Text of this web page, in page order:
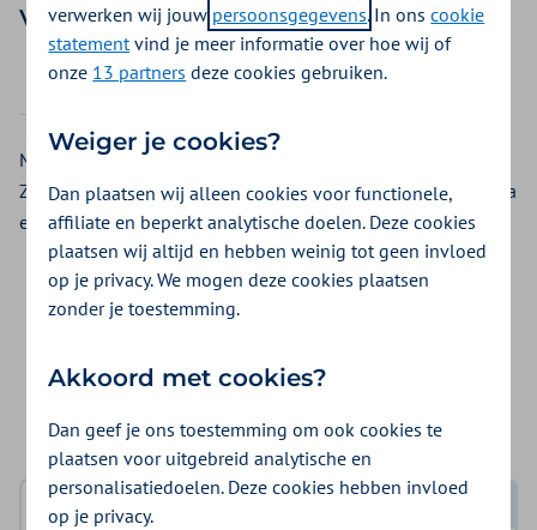
Vergoeding 2026
2026
Moet je na een ongeluk naar de tandarts of kaakchirurg?
ZieZo heeft een vergoeding voor tandheelkundige kosten na
een ongeval uit de aanvullende verzekering.
Veelgestelde vraag
Heeft u een verzekering afgesloten via
Log in met DigiD
verwerken wij jouw persoonsgegevens. In onscookie
statementvind je meer informatie over hoe wij of
onze 13 partners deze cookies gebruiken.
Weiger je cookies?
Dan plaatsen wij alleen cookies voor functionele,
affiliate en beperkt analytische doelen. Deze cookies
plaatsen wij altijd en hebben weinig tot geen invloed
op je privacy. We mogen deze cookies plaatsen
zonder je toestemming.
Akkoord met cookies?
Dan geef je ons toestemming om ook cookies te
plaatsen voor uitgebreid analytische en
personalisatiedoelen. Deze cookies hebben invloed
op je privacy.